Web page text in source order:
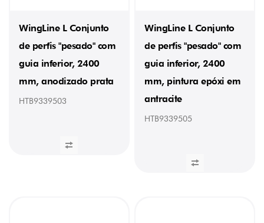
WingLine L Conjunto
de perfis "pesado" com
guia inferior, 2400
mm, anodizado prata
HTB9339503
WingLine L Conjunto
de perfis "pesado" com
guia inferior, 2400
mm, pintura epóxi em
antracite
HTB9339505